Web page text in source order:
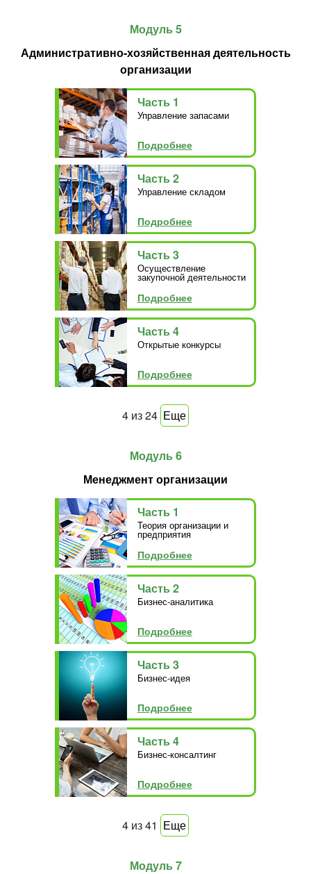
Модуль 5
Административно-хозяйственная деятельность
организации
Часть 1
Управление запасами
Подробнее
Часть 2
Управление складом
Подробнее
Часть 3
Осуществление
закупочной деятельности
Подробнее
Часть 4
Открытые конкурсы
Подробнее
4 из24 Еще
Модуль 6
Менеджмент организации
Часть 1
Теория организации и
предприятия
Подробнее
Часть 2
Бизнес-аналитика
Подробнее
Часть 3
Бизнес-идея
Подробнее
Часть 4
Бизнес-консалтинг
Подробнее
4 из41 Еще
Модуль 7